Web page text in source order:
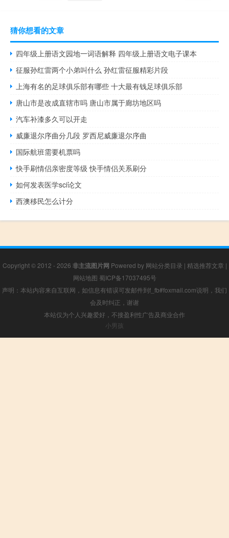
猜你想看的文章
四年级上册语文园地一词语解释 四年级上册语文电子课本
征服孙红雷两个小弟叫什么 孙红雷征服精彩片段
上海有名的足球俱乐部有哪些 十大最有钱足球俱乐部
唐山市是改成直辖市吗 唐山市属于廊坊地区吗
汽车补漆多久可以开走
威廉退尔序曲分几段 罗西尼威廉退尔序曲
国际航班需要机票吗
快手刷情侣亲密度等级 快手情侣关系刷分
如何发表医学sci论文
西澳移民怎么计分
Copyright © 2012 - 2026 非主流图片网 Powered by 网站分类目录 | 精选推荐文章 |
网站地图 蜀ICP备17037495号
声明：本站内容来自互联网，如信息有错误可发邮件到f_fb#foxmail.com说明，我们
会及时纠正，谢谢
本站仅为个人兴趣爱好，不接盈利性广告及商业合作
小男孩